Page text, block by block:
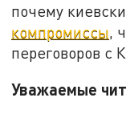
почему
компромиссы,
переговоров с
Уважаемые